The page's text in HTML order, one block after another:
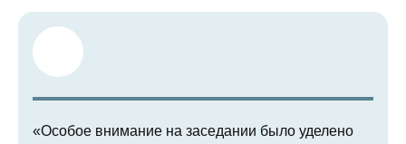
«Особое внимание на заседании было уделено